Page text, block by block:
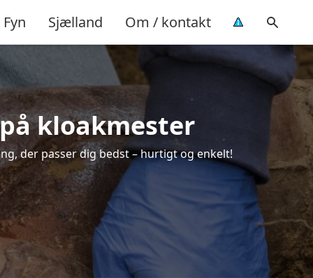
Fyn Sjælland Om / kontakt
kloakmester
der passer dig bedst – hurtigt og enkelt!